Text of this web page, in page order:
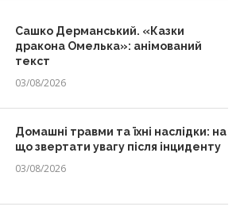
Сашко Дерманський. «Казки
дракона Омелька»: анімований
текст
03/08/2026
Домашні травми та їхні наслідки: на
що звертати увагу після інциденту
03/08/2026